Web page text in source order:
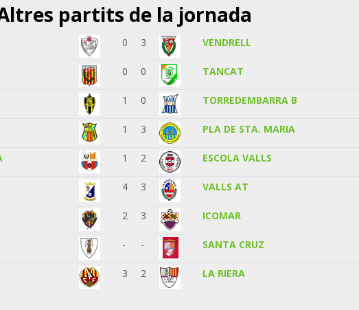
partits de la jornada
0 3 VENDRELL
0 0 TANCAT
1 0 TORREDEMBARRA B
1 3 PLA DE STA. MARIA
1 2 ESCOLA VALLS
4 3 VALLS AT
2 3 ICOMAR
- - SANTA CRUZ
3 2 LA RIERA